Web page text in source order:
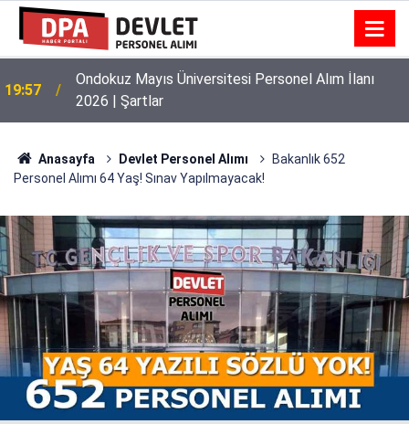
19:57
Ondokuz Mayıs Üniversitesi Personel Alım İlanı
2026 | Şartlar
Anasayfa Devlet Personel Alımı
Bakanlık 652
Personel Alımı 64 Yaş! Sınav Yapılmayacak!